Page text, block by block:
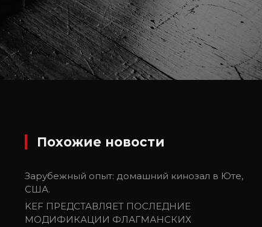
Похожие новости
Зарубежный опыт: домашний кинозал в Юте,
США.
KEF ПРЕДСТАВЛЯЕТ ПОСЛЕДНИЕ
МОДИФИКАЦИИ ФЛАГМАНСКИХ